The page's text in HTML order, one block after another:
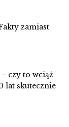
zamiast
czy to wciąż
lat skutecznie